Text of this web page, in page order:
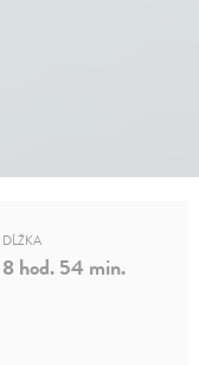
DĹŽKA
8 hod. 54 min.